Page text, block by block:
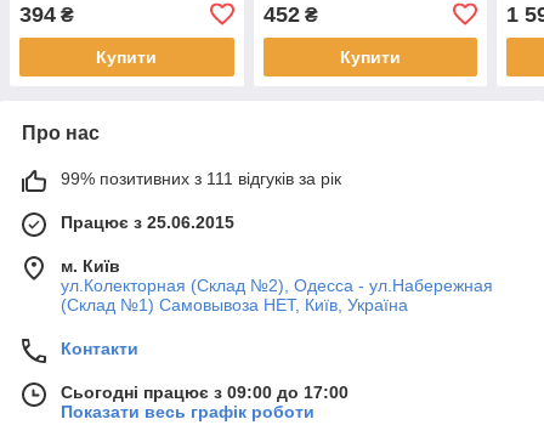
394 ₴
Купити
452₴
Купити
1
Про нас
99% позитивних з 111 відгуків за рік
Працює з 25.06.2015
м. Київ
ул.Колекторная (Склад №2), Одесса - ул.Набережная
(Склад №1) Самовывоза НЕТ, Київ, Україна
Контакти
Сьогодні працює з 09:00 до 17:00
Показати весь графік роботи